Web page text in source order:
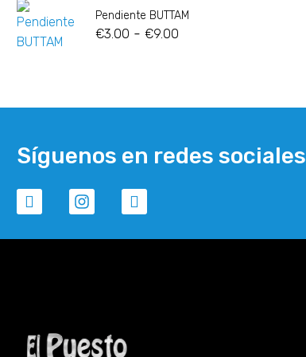
Pendiente BUTTAM
€3.00 - €9.00
Síguenos en redes sociales